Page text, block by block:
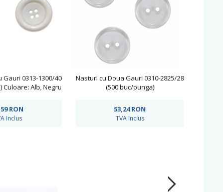
Gauri 0313-1300/40
Culoare: Alb, Negru
RON
Inclus
Nasturi cu Doua Gauri 0310-2825/28
(500 buc/punga)
53,24RON
TVA Inclus